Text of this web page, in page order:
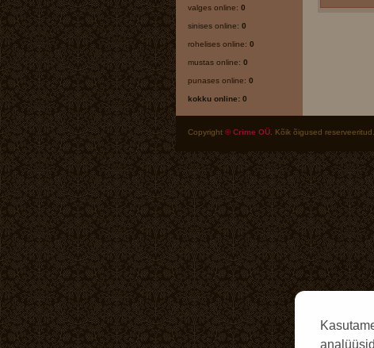
valges online: 0
sinises online: 0
rohelises online: 0
mustas online: 0
punases online: 0
kokku online: 0
Copyright © Crime OÜ . Kõik õigused reserveeritud.